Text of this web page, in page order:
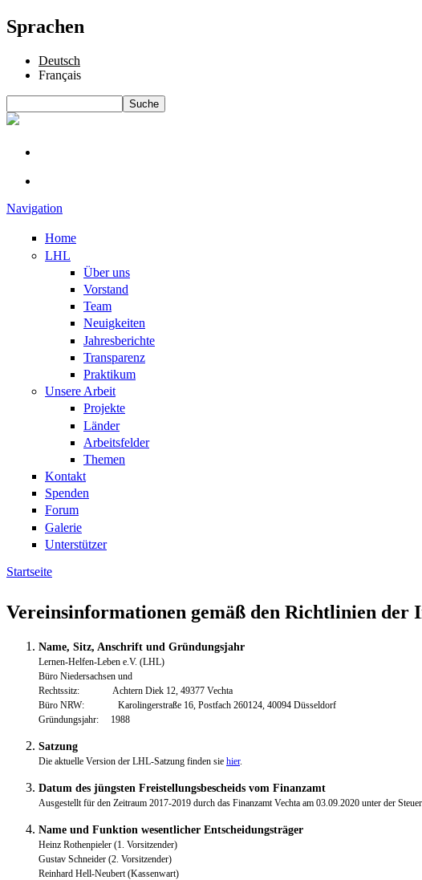
Sprachen
Deutsch
Français
Suchformular
Navigation
Home
LHL
Über uns
Vorstand
Team
Neuigkeiten
Jahresberichte
Transparenz
Praktikum
Unsere Arbeit
Projekte
Länder
Arbeitsfelder
Themen
Kontakt
Spenden
Forum
Galerie
Unterstützer
Startseite
Vereinsinformationen gemäß den Richtlinien
Name, Sitz, Anschrift und Gründungsjahr
Lernen-Helfen-Leben e.V. (LHL)
Büro Niedersachsen und
Rechtssitz: Achtern Diek 12, 49377 Vechta
Büro NRW: Karolingerstraße 16, Postfach 260124, 40094 Düsseldorf
Gründungsjahr: 1988
Satzung
Die aktuelle Version der LHL-Satzung finden sie hier.
Datum des jüngsten Freistellungsbescheids vom Finanzamt
Ausgestellt für den Zeitraum 2017-2019 durch das Finanzamt Vechta am 03.09.2020 unter der
Name und Funktion wesentlicher Entscheidungsträger
Heinz Rothenpieler (1. Vorsitzender)
Gustav Schneider (2. Vorsitzender)
Reinhard Hell-Neubert (Kassenwart)